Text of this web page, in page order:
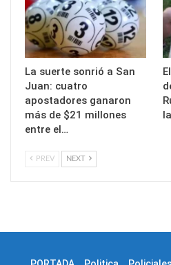
La suerte sonrió a San
Juan: cuatro
apostadores ganaron
más de $21 millones
entre el…
PREV NEXT